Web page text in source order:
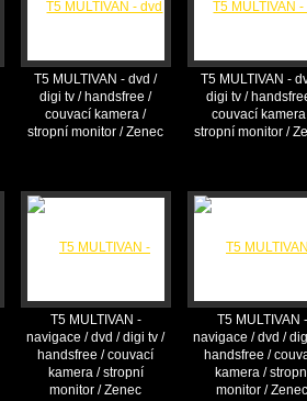
T5 MULTIVAN - dvd /
digi tv / handsfree /
couvací kamera /
stropní monitor / Zenec
T5 MULTIVAN -
digi tv /
couvací
stropní monitor /
T5 MULTIVAN -
navigace / dvd / digi tv /
handsfree / couvací
kamera / stropní
monitor / Zenec
T5 MULTIVAN -
navigace / dvd /
handsfree /
kamera /
monitor /